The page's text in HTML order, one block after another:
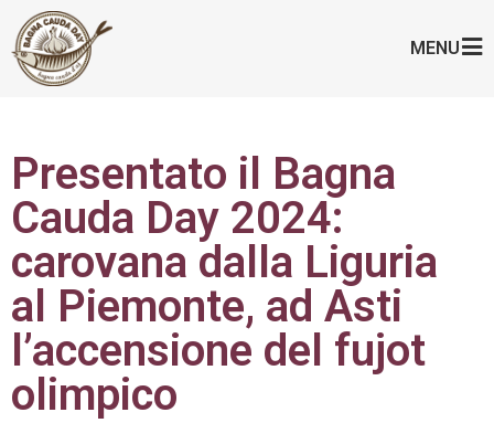
MENU
Presentato il Bagna
Cauda Day 2024:
carovana dalla Liguria
al Piemonte, ad Asti
l’accensione del fujot
olimpico